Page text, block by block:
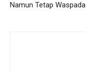
Namun Tetap Waspada